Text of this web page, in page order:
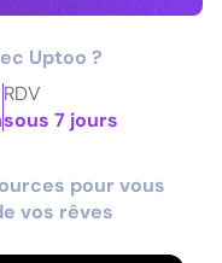
Uptoo ?
RDV
sous 7 jours
pour vous
vos rêves